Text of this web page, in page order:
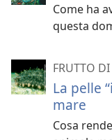
Come ha
questa
FRUTTO
La pelle
mare
Cosa